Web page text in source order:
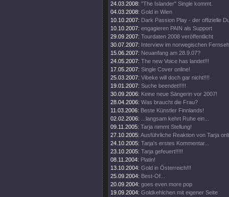
24.03.2008: "The Islander" Single kommt.
04.03.2008: Gold in Wien
10.10.2007: Dark Passion Play - der offizielle
10.10.2007: engagieren PAIN als Support
29.09.2007: Tourdaten 2008 veröffentlicht
30.07.2007: Interview im norwegischen
15.06.2007: Neuanfang am 28.9.07?
24.05.2007: The new Voice has landet!!!
17.05.2007: Single Cover online!
25.03.2007: Vibeke will doch gar nicht!!!!
19.01.2007: Suche beendet!!!!!
30.09.2006: Keine neue Sängerin vor 2007!
28.04.2006: Was braucht die Frau?
11.03.2006: Beste Künstler Finnlands!
02.02.2006:
...langsam kehrt Ruhe ein...
09.11.2005: Tarja nimmt Stellung!
27.10.2005: Ausführliche Reaktion von Tarja
24.10.2005: Tarja's erstes Kommentar...
23.10.2005: Tarja gefeuert!!!!!
08.11.2004: Platin!
13.10.2004: Gold in Österreich!!!
25.09.2004: Best-Of...
20.09.2004: goes even more pop
19.09.2004: Goldkehlchen mit eigener Seite